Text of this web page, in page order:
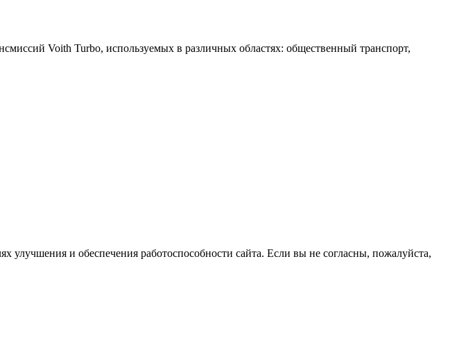
Voith Turbo, используемых в различных областях: общественный транспорт,
и обеспечения работоспособности сайта. Если вы не согласны, пожалуйста,